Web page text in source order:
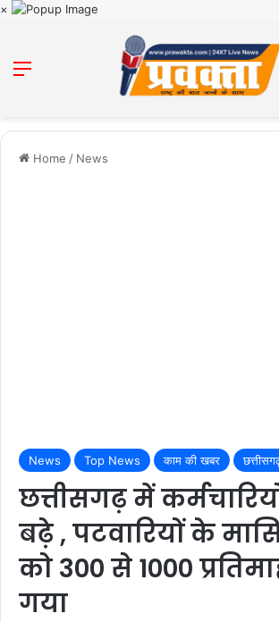
×
Menu
Home / News
News Top News काम की खबर
छत्तीसगढ़ में
बढ़े , पटवारियों के
को 300 से 1000
गया